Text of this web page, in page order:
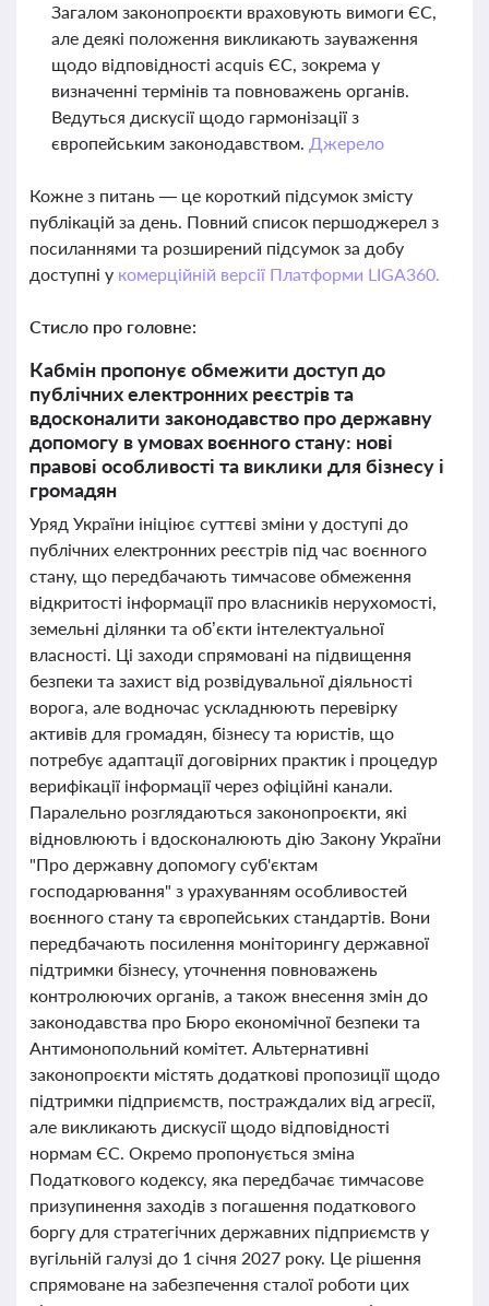
Загалом законопроєкти враховують вимоги ЄС,
але деякі положення викликають зауваження
щодо відповідності acquis ЄС, зокрема у
визначенні термінів та повноважень органів.
Ведуться дискусії щодо гармонізації з
європейським законодавством. Джерело
Кожне з питань — це короткий підсумок змісту
публікацій за день. Повний список першоджерел з
посиланнями та розширений підсумок за добу
доступні у комерційній версії Платформи LIGA360.
Стисло про головне:
Кабмін пропонує обмежити доступ до
публічних електронних реєстрів та
вдосконалити законодавство про державну
допомогу в умовах воєнного стану: нові
правові особливості та виклики для бізнесу і
громадян
Уряд України ініціює суттєві зміни у доступі до
публічних електронних реєстрів під час воєнного
стану, що передбачають тимчасове обмеження
відкритості інформації про власників нерухомості,
земельні ділянки та об’єкти інтелектуальної
власності. Ці заходи спрямовані на підвищення
безпеки та захист від розвідувальної діяльності
ворога, але водночас ускладнюють перевірку
активів для громадян, бізнесу та юристів, що
потребує адаптації договірних практик і процедур
верифікації інформації через офіційні канали.
Паралельно розглядаються законопроєкти, які
відновлюють і вдосконалюють дію Закону України
"Про державну допомогу суб'єктам
господарювання" з урахуванням особливостей
воєнного стану та європейських стандартів. Вони
передбачають посилення моніторингу державної
підтримки бізнесу, уточнення повноважень
контролюючих органів, а також внесення змін до
законодавства про Бюро економічної безпеки та
Антимонопольний комітет. Альтернативні
законопроєкти містять додаткові пропозиції щодо
підтримки підприємств, постраждалих від агресії,
але викликають дискусії щодо відповідності
нормам ЄС. Окремо пропонується зміна
Податкового кодексу, яка передбачає тимчасове
призупинення заходів з погашення податкового
боргу для стратегічних державних підприємств у
вугільній галузі до 1 січня 2027 року. Це рішення
спрямоване на забезпечення сталої роботи цих